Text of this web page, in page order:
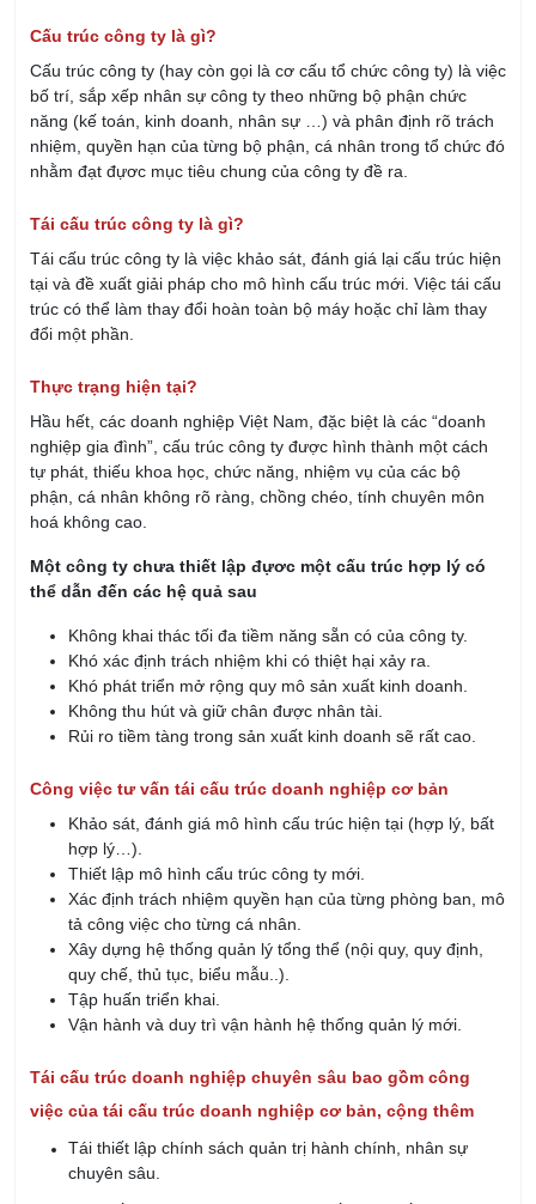
Cấu trúc công ty là gì?
Cấu trúc công ty (hay còn gọi là cơ cấu tổ chức công ty) là việc
bố trí, sắp xếp nhân sự công ty theo những bộ phận chức
năng (kế toán, kinh doanh, nhân sự …) và phân định rõ trách
nhiệm, quyền hạn của từng bộ phận, cá nhân trong tổ chức đó
nhằm đạt đựơc mục tiêu chung của công ty đề ra.
Tái cấu trúc công ty là gì?
Tái cấu trúc công ty là việc khảo sát, đánh giá lại cấu trúc hiện
tại và đề xuất giải pháp cho mô hình cấu trúc mới. Việc tái cấu
trúc có thể làm thay đổi hoàn toàn bộ máy hoặc chỉ làm thay
đổi một phần.
Thực trạng hiện tại?
Hầu hết, các doanh nghiệp Việt Nam, đặc biệt là các “doanh
nghiệp gia đình”, cấu trúc công ty được hình thành một cách
tự phát, thiếu khoa học, chức năng, nhiệm vụ của các bộ
phận, cá nhân không rõ ràng, chồng chéo, tính chuyên môn
hoá không cao.
Một công ty chưa thiết lập đựơc một cấu trúc hợp lý có
thể dẫn đến các hệ quả sau
Không khai thác tối đa tiềm năng sẵn có của công ty.
Khó xác định trách nhiệm khi có thiệt hại xảy ra.
Khó phát triển mở rộng quy mô sản xuất kinh doanh.
Không thu hút và giữ chân được nhân tài.
Rủi ro tiềm tàng trong sản xuất kinh doanh sẽ rất cao.
Công việc tư vấn tái cấu trúc doanh nghiệp cơ bản
Khảo sát, đánh giá mô hình cấu trúc hiện tại (hợp lý, bất
hợp lý…).
Thiết lập mô hình cấu trúc công ty mới.
Xác định trách nhiệm quyền hạn của từng phòng ban, mô
tả công việc cho từng cá nhân.
Xây dựng hệ thống quản lý tổng thể (nội quy, quy định,
quy chế, thủ tục, biểu mẫu..).
Tập huấn triển khai.
Vận hành và duy trì vận hành hệ thống quản lý mới.
Tái cấu trúc doanh nghiệp chuyên sâu bao gồm công
việc của tái cấu trúc doanh nghiệp cơ bản, cộng thêm
Tái thiết lập chính sách quản trị hành chính, nhân sự
chuyên sâu.